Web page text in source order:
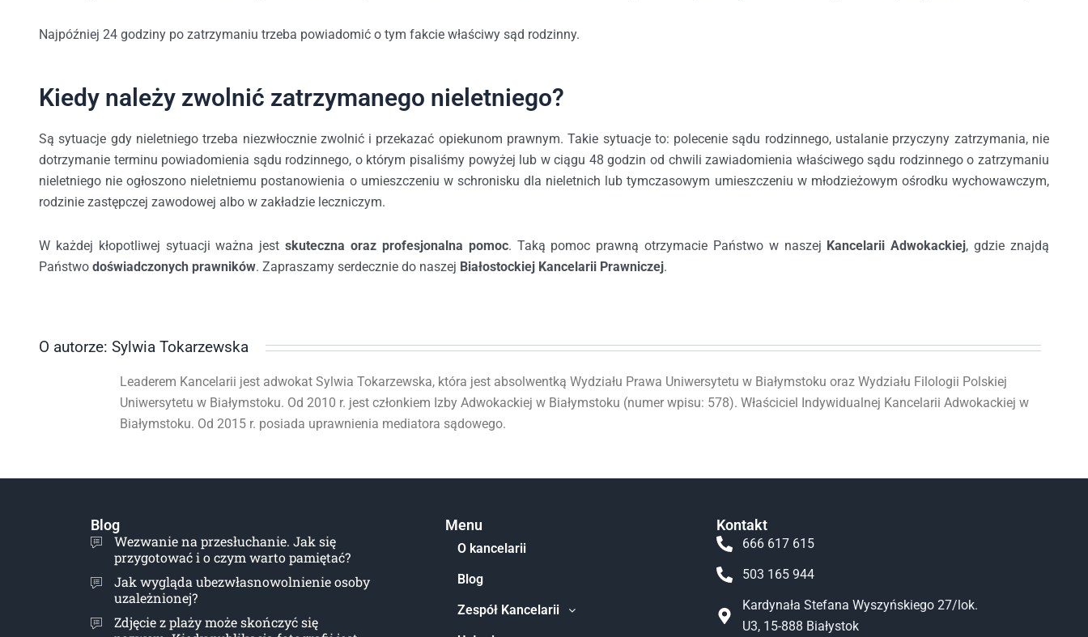
Najpóźniej 24 godziny po zatrzymaniu trzeba powiadomić o tym fakcie właściwy sąd rodzinny.
Kiedy należy zwolnić zatrzymanego nieletniego?
Są sytuacje gdy nieletniego trzeba niezwłocznie zwolnić i przekazać opiekunom prawnym. Takie sytuacje to: polecenie sądu rodzinnego, ustalanie przyczyny zatrzymania, nie
dotrzymanie terminu powiadomienia sądu rodzinnego, o którym pisaliśmy powyżej lub w ciągu 48 godzin od chwili zawiadomienia właściwego sądu rodzinnego o zatrzymaniu
nieletniego nie ogłoszono nieletniemu postanowienia o umieszczeniu w schronisku dla nieletnich lub tymczasowym umieszczeniu w młodzieżowym ośrodku wychowawczym,
rodzinie zastępczej zawodowej albo w zakładzie leczniczym.
W każdej kłopotliwej sytuacji ważna jestskuteczna oraz profesjonalna pomoc. Taką pomoc prawną otrzymacie Państwo w naszej Kancelarii Adwokackiej, gdzie znajdą
Państwo doświadczonych prawników. Zapraszamy serdecznie do naszej Białostockiej Kancelarii Prawniczej.
O autorze: Sylwia Tokarzewska
Leaderem Kancelarii jest adwokat Sylwia Tokarzewska, która jest absolwentką Wydziału Prawa Uniwersytetu w Białymstoku oraz Wydziału Filologii Polskiej
Uniwersytetu w Białymstoku. Od 2010 r. jest członkiem Izby Adwokackiej w Białymstoku (numer wpisu: 578). Właściciel Indywidualnej Kancelarii Adwokackiej w
Białymstoku. Od 2015 r. posiada uprawnienia mediatora sądowego.
Blog
Wezwanie na przesłuchanie. Jak się
przygotować i o czym warto pamiętać?
Jak wygląda ubezwłasnowolnienie osoby
uzależnionej?
Zdjęcie z plaży może skończyć się
Menu
O kancelarii
Blog
Zespół Kancelarii
Kontakt
666 617 615
503 165 944
Kardynała Stefana Wyszyńskiego 27/lok.
U3, 15-888 Białystok